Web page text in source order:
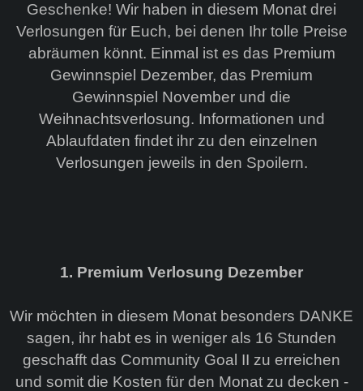
Geschenke! Wir haben in diesem Monat drei
Verlosungen für Euch, bei denen Ihr tolle Preise
abräumen könnt. Einmal ist es das Premium
Gewinnspiel Dezember, das Premium
Gewinnspiel November und die
Weihnachtsverlosung. Informationen und
Ablaufdaten findet ihr zu den einzelnen
Verlosungen jeweils in den Spoilern.
1. Premium Verlosung Dezember
Wir möchten in diesem Monat besonders DANKE
sagen, ihr habt es in weniger als 16 Stunden
geschafft das Community Goal II zu erreichen
und somit die Kosten für den Monat zu decken -